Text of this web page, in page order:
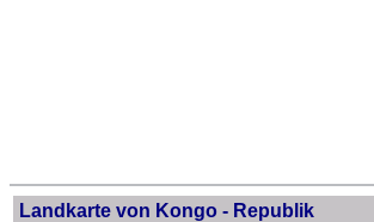
Landkarte von Kongo - Republik